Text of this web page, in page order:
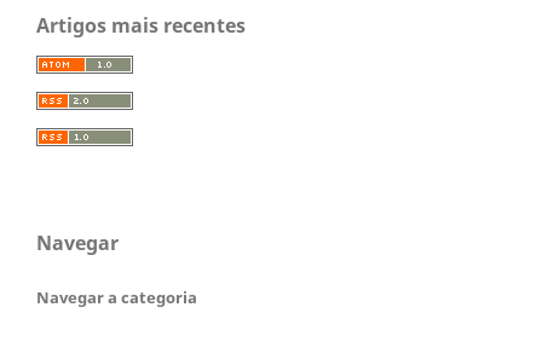
Artigos mais recentes
Navegar
Navegar a categoria